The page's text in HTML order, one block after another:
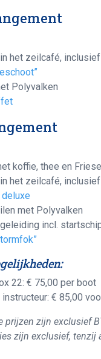
het zeilcafé,
Polyvalken
koffie, thee en
het zeilcafé,
deluxe
met Polyvalken
incl.
22: € 75,00 per boot
€ 85,00
prijzen zijn exclusief
zijn exclusief, tenzij